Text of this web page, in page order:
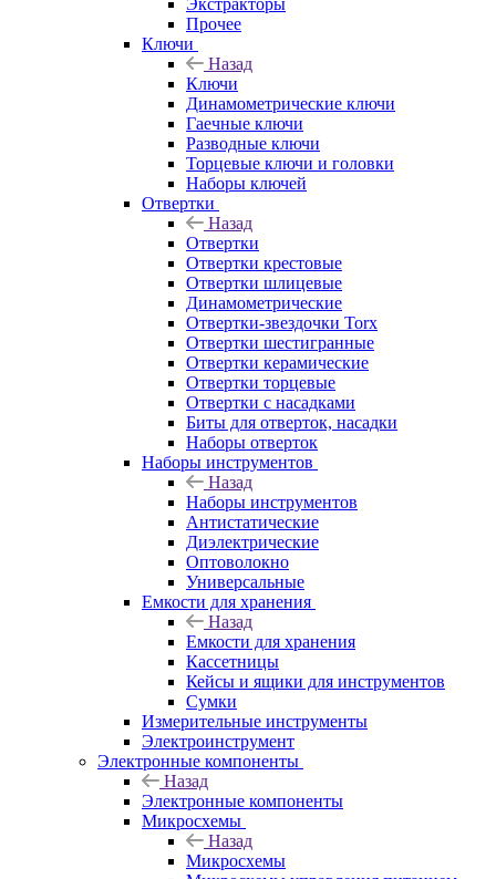
Экстракторы
Прочее
Ключи
Назад
Ключи
Динамометрические ключи
Гаечные ключи
Разводные ключи
Торцевые ключи и головки
Наборы ключей
Отвертки
Назад
Отвертки
Отвертки крестовые
Отвертки шлицевые
Динамометрические
Отвертки-звездочки Torx
Отвертки шестигранные
Отвертки керамические
Отвертки торцевые
Отвертки с насадками
Биты для отверток, насадки
Наборы отверток
Наборы инструментов
Назад
Наборы инструментов
Антистатические
Диэлектрические
Оптоволокно
Универсальные
Емкости для хранения
Назад
Емкости для хранения
Кассетницы
Кейсы и ящики для инструментов
Сумки
Измерительные инструменты
Электроинструмент
Электронные компоненты
Назад
Электронные компоненты
Микросхемы
Назад
Микросхемы